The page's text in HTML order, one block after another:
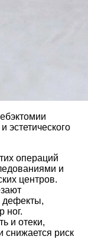
эстетического
операций
и
центров.
дефекты,
ног.
и отеки,
снижается риск